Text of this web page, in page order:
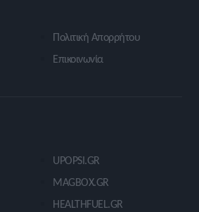
Πολιτική Απορρήτου
Επικοινωνία
UPOPSI.GR
MAGBOX.GR
HEALTHFUEL.GR